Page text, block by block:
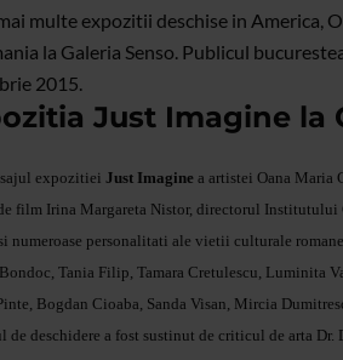
multe expozitii deschise in America,
la Galeria Senso. Publicul
2015.
Just Imagine la
expozitiei Just Imagine a artistei Oana Maria
film Irina Margareta Nistor, directorul
numeroase personalitati ale vietii culturale
Tania Filip, Tamara Cretulescu, Luminita
Bogdan Cioaba, Sanda Visan, Mircia
de deschidere a fost sustinut de criticul de arta